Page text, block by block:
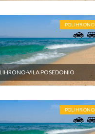
POLIHRONO
VILA POSEDONIO
POLIHRONO